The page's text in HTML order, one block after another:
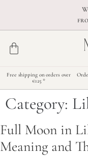
Free shipping on orders over
€125 *
Category:
Full Moon in
Meaning and